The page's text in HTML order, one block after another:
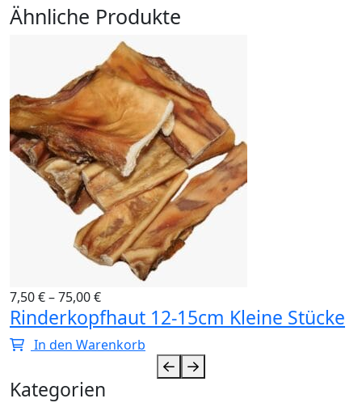
Ähnliche Produkte
7,50€–75,00€
Rinderkopfhaut 12-15cm Kleine Stücke
In den Warenkorb
Kategorien